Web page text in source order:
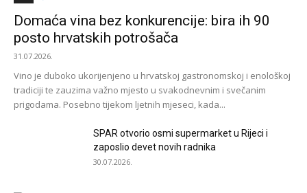
Domaća vina bez konkurencije: bira ih 90
posto hrvatskih potrošača
31.07.2026.
Vino je duboko ukorijenjeno u hrvatskoj gastronomskoj i enološkoj
tradiciji te zauzima važno mjesto u svakodnevnim i svečanim
prigodama. Posebno tijekom ljetnih mjeseci, kada...
SPAR otvorio osmi supermarket u Rijeci i
zaposlio devet novih radnika
30.07.2026.